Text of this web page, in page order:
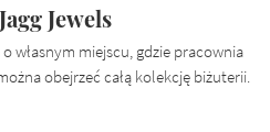
Jewels
własnym miejscu, gdzie pracownia
obejrzeć całą kolekcję biżuterii.